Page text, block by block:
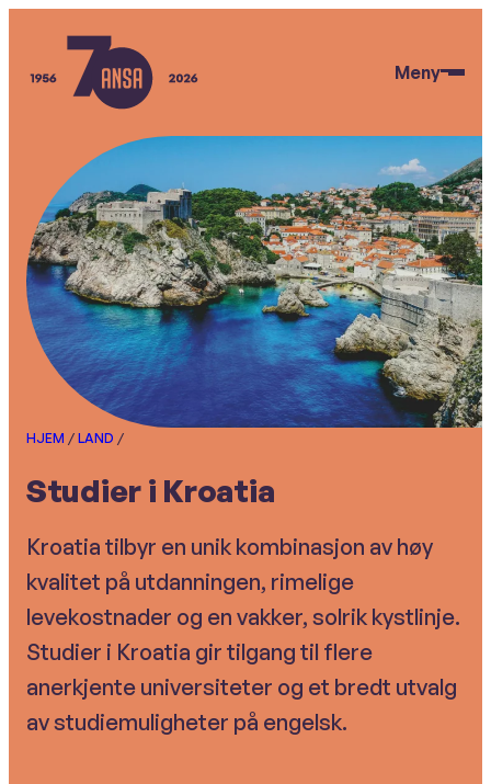
hovedinnhold
Meny
HJEM / LAND /
Studier i Kroatia
Kroatia tilbyr en unik kombinasjon av høy
kvalitet på utdanningen, rimelige
levekostnader og en vakker, solrik kystlinje.
Studier i Kroatia gir tilgang til flere
anerkjente universiteter og et bredt utvalg
av studiemuligheter på engelsk.